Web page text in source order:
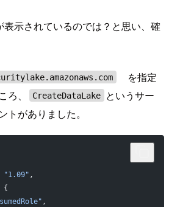
示されているのでは？と思い、確
を指定
、
CreateDataLake
というサー
トがありました。
"1.09" ,
{
,